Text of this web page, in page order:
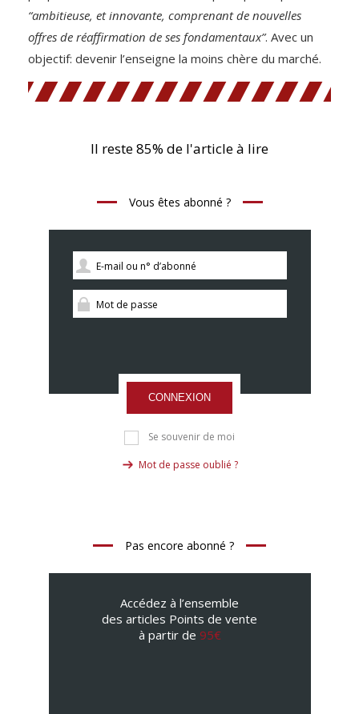
“ambitieuse, et innovante, comprenant de nouvelles
offres de réaffirmation de ses fondamentaux”. Avec un
objectif: devenir l’enseigne la moins chère du marché.
Il reste 85% de l'article à lire
Vous êtes abonné ?
CONNEXION
Se souvenir de moi
Mot de passe oublié ?
Pas encore abonné ?
Accédez à l’ensemble
des articles Points de vente
à partir de 95€